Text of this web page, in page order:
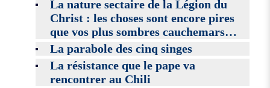
La nature sectaire de la Légion du
Christ : les choses sont encore pires
que vos plus sombres cauchemars…
La parabole des cinq singes
La résistance que le pape va
rencontrer au Chili